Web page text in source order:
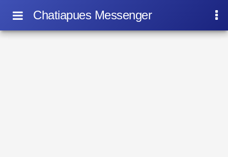
Chatiapues Messenger